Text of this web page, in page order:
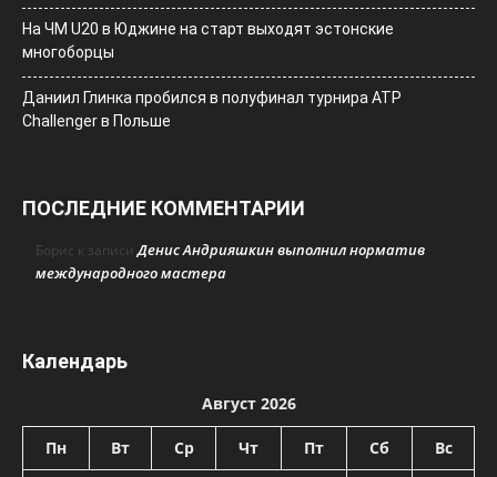
На ЧМ U20 в Юджине на старт выходят эстонские
многоборцы
Даниил Глинка пробился в полуфинал турнира ATP
Challenger в Польше
ПОСЛЕДНИЕ КОММЕНТАРИИ
Борис к записиДенис Андрияшкин выполнил норматив
международного мастера
Календарь
Август 2026
Пн Вт Ср Чт Пт Сб Вс